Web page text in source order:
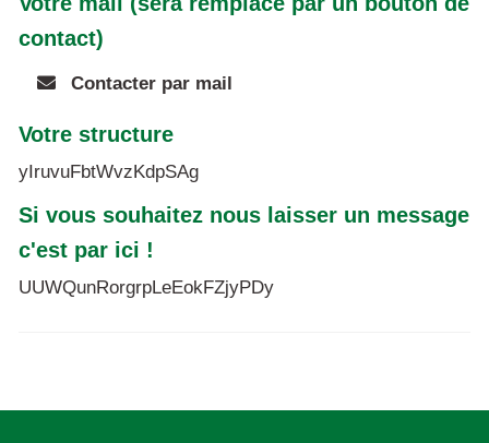
contact)
Contacter par mail
Votre structure
yIruvuFbtWvzKdpSAg
Si vous souhaitez nous laisser un message
c'est par ici !
UUWQunRorgrpLeEokFZjyPDy